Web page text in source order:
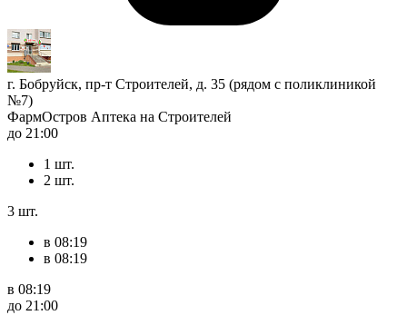
г. Бобруйск, пр-т Строителей, д. 35 (рядом с поликлиникой
№7)
ФармОстров Аптека на Строителей
до 21:00
1 шт.
2 шт.
3 шт.
в 08:19
в 08:19
в 08:19
до 21:00